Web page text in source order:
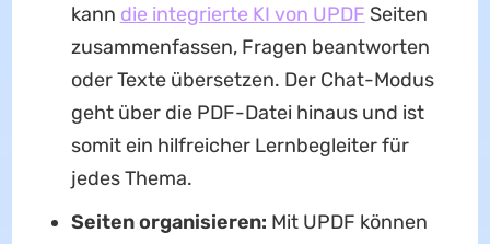
kann die integrierte KI von UPDF Seiten
zusammenfassen, Fragen beantworten
oder Texte übersetzen. Der Chat-Modus
geht über die PDF-Datei hinaus und ist
somit ein hilfreicher Lernbegleiter für
jedes Thema.
Seiten organisieren: Mit UPDF können